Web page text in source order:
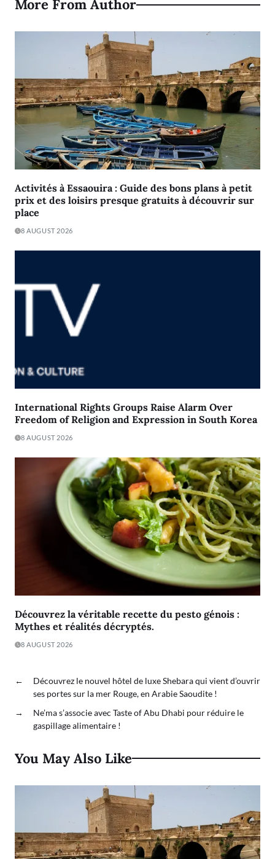
More From Author
Activités à Essaouira : Guide des bons plans à petit
prix et des loisirs presque gratuits à découvrir sur
place
8 AUGUST 2026
International Rights Groups Raise Alarm Over
Freedom of Religion and Expression in South Korea
8 AUGUST 2026
Découvrez la véritable recette du pesto génois :
Mythes et réalités décryptés.
8 AUGUST 2026
←
Découvrez le nouvel hôtel de luxe Shebara qui vient d’ouvrir
ses portes sur la mer Rouge, en Arabie Saoudite !
→
Ne’ma s’associe avec Taste of Abu Dhabi pour réduire le
gaspillage alimentaire !
You May Also Like